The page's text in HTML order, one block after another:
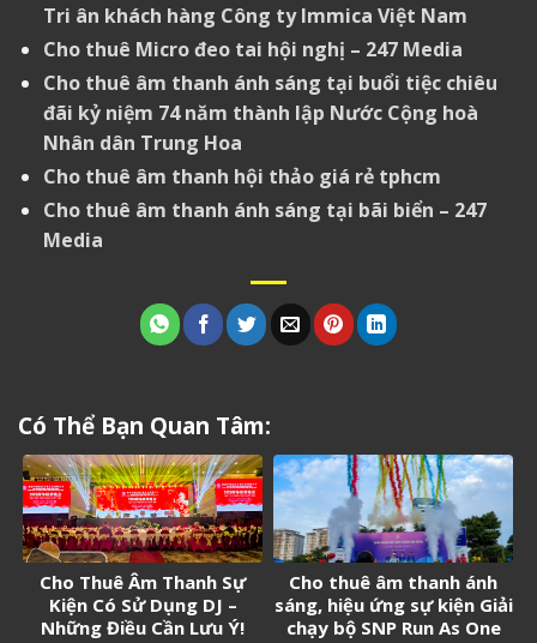
Tri ân khách hàng Công ty Immica Việt Nam
Cho thuê Micro đeo tai hội nghị – 247 Media
Cho thuê âm thanh ánh sáng tại buổi tiệc chiêu
đãi kỷ niệm 74 năm thành lập Nước Cộng hoà
Nhân dân Trung Hoa
Cho thuê âm thanh hội thảo giá rẻ tphcm
Cho thuê âm thanh ánh sáng tại bãi biển – 247
Media
Có Thể Bạn Quan Tâm:
Cho Thuê Âm Thanh Sự
Kiện Có Sử Dụng DJ –
Những Điều Cần Lưu Ý!
Cho thuê âm thanh ánh
sáng, hiệu ứng sự kiện Giải
chạy bộ SNP Run As One